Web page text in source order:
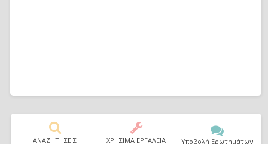
ΑΝΑΖΗΤΗΣΕΙΣ ΧΡΗΣΙΜΑ ΕΡΓΑΛΕΙΑ Υποβολή Ερωτημάτων